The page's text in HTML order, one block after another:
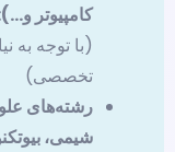
کامپیوتر
(با توجه به
تخصصی)
رشته‌های
شیمی،